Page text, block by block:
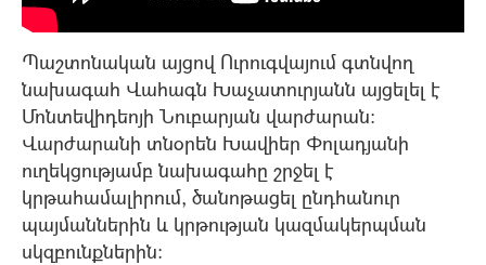
Պաշտոնական այցով Ուրուգվայում գտնվող
նախագահ Վահագն Խաչատուրյանն այցելել է
Մոնտեվիդեոյի Նուբարյան վարժարան:
Վարժարանի տնօրեն Խավիեր Փոլադյանի
ուղեկցությամբ նախագահը շրջել է
կրթահամալիրում, ծանոթացել ընդհանուր
պայմաններին և կրթության կազմակերպման
սկզբունքներին: